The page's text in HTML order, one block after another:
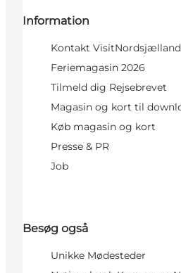
Information
Kontakt VisitNordsjælland
Feriemagasin 2026
Tilmeld dig Rejsebrevet
Magasin og kort til
Køb magasin og kort
Presse & PR
Job
Besøg også
Unikke Mødesteder